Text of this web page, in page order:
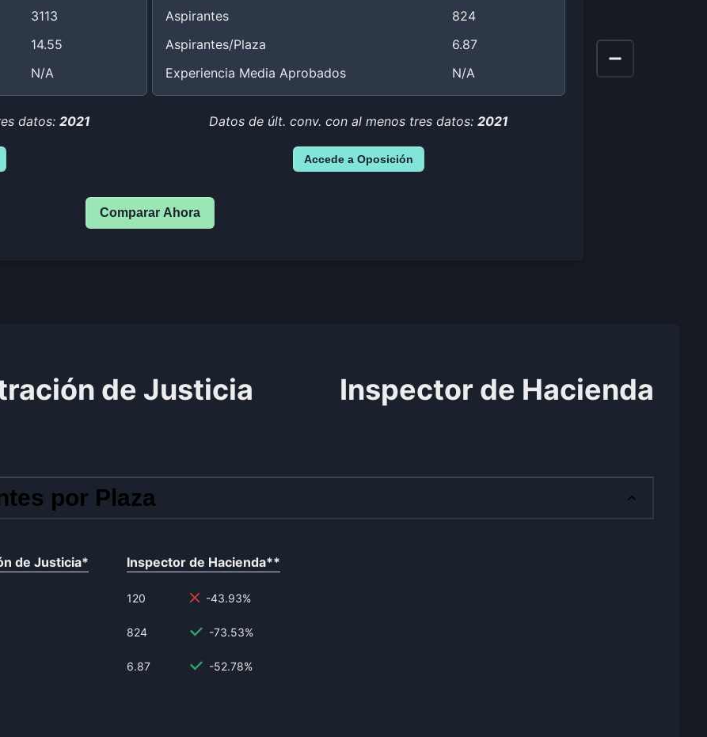
3113
14.55
N/A
datos: 2021
Aspirantes
824
Aspirantes/Plaza
6.87
Experiencia Media Aprobados
N/A
Datos de últ. conv. con al menos tres datos: 2021
Accede a Oposición
Comparar Ahora
de Justicia Inspector de Hacienda
por Plaza
de Justicia* Inspector de Hacienda**
120 -43.93%
824 -73.53%
6.87 -52.78%